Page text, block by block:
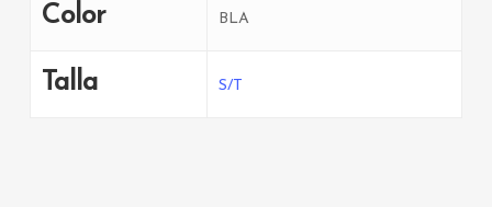
Color BLA
Talla S/T